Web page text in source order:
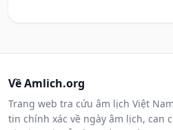
Về Amlich.org
Trang web tra cứu âm lịch Việt
tin chính xác về ngày âm lịch, can